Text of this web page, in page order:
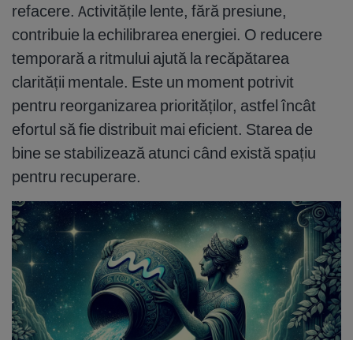
refacere. Activitățile lente, fără presiune,
contribuie la echilibrarea energiei. O reducere
temporară a ritmului ajută la recăpătarea
clarității mentale. Este un moment potrivit
pentru reorganizarea priorităților, astfel încât
efortul să fie distribuit mai eficient. Starea de
bine se stabilizează atunci când există spațiu
pentru recuperare.